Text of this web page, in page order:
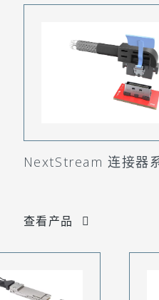
NextStream 连接器
查看产品